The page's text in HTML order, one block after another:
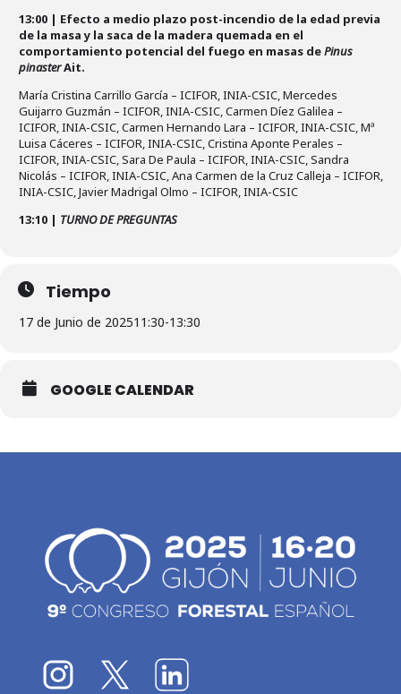
13:00 | Efecto a medio plazo post-incendio de la edad previa
de la masa y la saca de la madera quemada en el
comportamiento potencial del fuego en masas dePinus
pinasterAit.
María Cristina Carrillo García – ICIFOR, INIA-CSIC, Mercedes
Guijarro Guzmán – ICIFOR, INIA-CSIC, Carmen Díez Galilea –
ICIFOR, INIA-CSIC, Carmen Hernando Lara – ICIFOR, INIA-CSIC, Mª
Luisa Cáceres – ICIFOR, INIA-CSIC, Cristina Aponte Perales –
ICIFOR, INIA-CSIC, Sara De Paula – ICIFOR, INIA-CSIC, Sandra
Nicolás – ICIFOR, INIA-CSIC, Ana Carmen de la Cruz Calleja – ICIFOR,
INIA-CSIC, Javier Madrigal Olmo – ICIFOR, INIA-CSIC
13:10 | TURNO DE PREGUNTAS
Tiempo
17 de Junio de 202511:30-13:30
GOOGLE CALENDAR